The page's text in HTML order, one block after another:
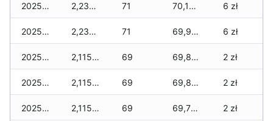
2025-12-02 2,235 zł 71 70,155 zł 6 zł
2025-12-01 2,235 zł 71 69,985 zł 6 zł
2025-11-30 2,115 zł 69 69,845 zł 2 zł
2025-11-29 2,115 zł 69 69,845 zł 2 zł
2025-11-28 2,115 zł 69 69,795 zł 2 zł